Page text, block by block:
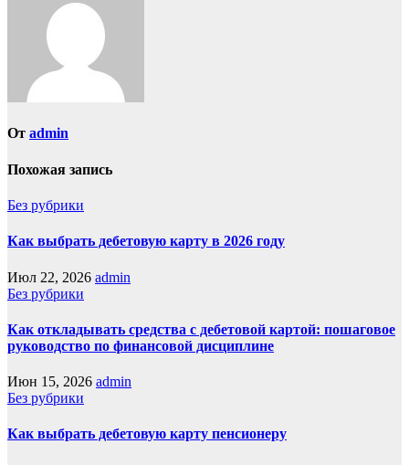
От admin
Похожая запись
Без рубрики
Как выбрать дебетовую карту в 2026 году
Июл 22, 2026 admin
Без рубрики
Как откладывать средства с дебетовой картой: пошаговое
руководство по финансовой дисциплине
Июн 15, 2026 admin
Без рубрики
Как выбрать дебетовую карту пенсионеру